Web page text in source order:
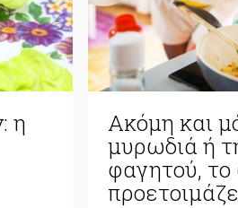
η
Ακόμη και
μυρωδιά ή
φαγητού,